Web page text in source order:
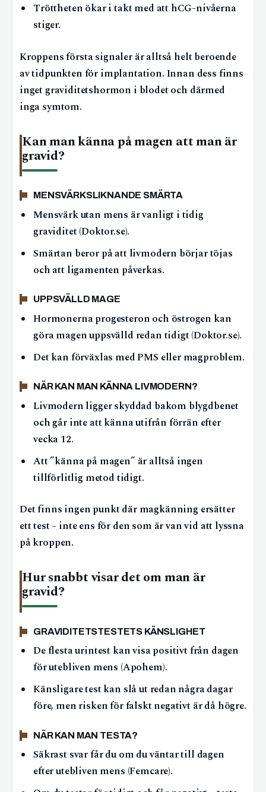
Tröttheten ökar i takt med att hCG-nivåerna
stiger.
Kroppens första signaler är alltså helt beroende
av tidpunkten för implantation. Innan dess finns
inget graviditetshormon i blodet och därmed
inga symtom.
Kan man känna på magen att man är
gravid?
MENSVÄRKSLIKNANDE SMÄRTA
Mensvärk utan mens är vanligt i tidig
graviditet (Doktor.se).
Smärtan beror på att livmodern börjar töjas
och att ligamenten påverkas.
UPPSVÄLLD MAGE
Hormonerna progesteron och östrogen kan
göra magen uppsvälld redan tidigt (Doktor.se).
Det kan förväxlas med PMS eller magproblem.
NÄR KAN MAN KÄNNA LIVMODERN?
Livmodern ligger skyddad bakom blygdbenet
och går inte att känna utifrån förrän efter
vecka 12.
Att ”känna på magen” är alltså ingen
tillförlitlig metod tidigt.
Det finns ingen punkt där magkänning ersätter
ett test – inte ens för den som är van vid att lyssna
på kroppen.
Hur snabbt visar det om man är
gravid?
GRAVIDITETSTESTETS KÄNSLIGHET
De flesta urintest kan visa positivt från dagen
för utebliven mens (Apohem).
Känsligare test kan slå ut redan några dagar
före, men risken för falskt negativt är då högre.
NÄR KAN MAN TESTA?
Säkrast svar får du om du väntar till dagen
efter utebliven mens (Femcare).